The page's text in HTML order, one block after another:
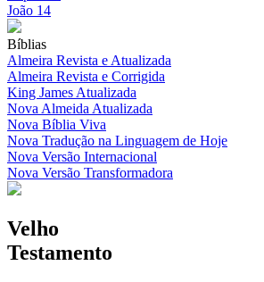
João 14
Bíblias
Almeira Revista e Atualizada
Almeira Revista e Corrigida
King James Atualizada
Nova Almeida Atualizada
Nova Bíblia Viva
Nova Tradução na Linguagem de Hoje
Nova Versão Internacional
Nova Versão Transformadora
Velho
Testamento